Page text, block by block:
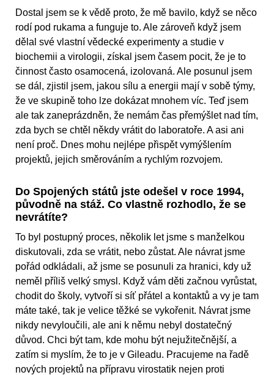
Dostal jsem se k vědě proto, že mě bavilo, když se něco
rodí pod rukama a funguje to. Ale zároveň když jsem
dělal své vlastní vědecké experimenty a studie v
biochemii a virologii, získal jsem časem pocit, že je to
činnost často osamocená, izolovaná. Ale posunul jsem
se dál, zjistil jsem, jakou sílu a energii mají v sobě týmy,
že ve skupině toho lze dokázat mnohem víc. Teď jsem
ale tak zaneprázdněn, že nemám čas přemýšlet nad tím,
zda bych se chtěl někdy vrátit do laboratoře. A asi ani
není proč. Dnes mohu nejlépe přispět vymýšlením
projektů, jejich směrováním a rychlým rozvojem.
Do Spojených států jste odešel v roce 1994,
původně na stáž. Co vlastně rozhodlo, že se
nevrátíte?
To byl postupný proces, několik let jsme s manželkou
diskutovali, zda se vrátit, nebo zůstat. Ale návrat jsme
pořád odkládali, až jsme se posunuli za hranici, kdy už
neměl příliš velký smysl. Když vám děti začnou vyrůstat,
chodit do školy, vytvoří si síť přátel a kontaktů a vy je tam
máte také, tak je velice těžké se vykořenit. Návrat jsme
nikdy nevyloučili, ale ani k němu nebyl dostatečný
důvod. Chci být tam, kde mohu být nejužitečnější, a
zatím si myslím, že to je v Gileadu. Pracujeme na řadě
nových projektů na přípravu virostatik nejen proti